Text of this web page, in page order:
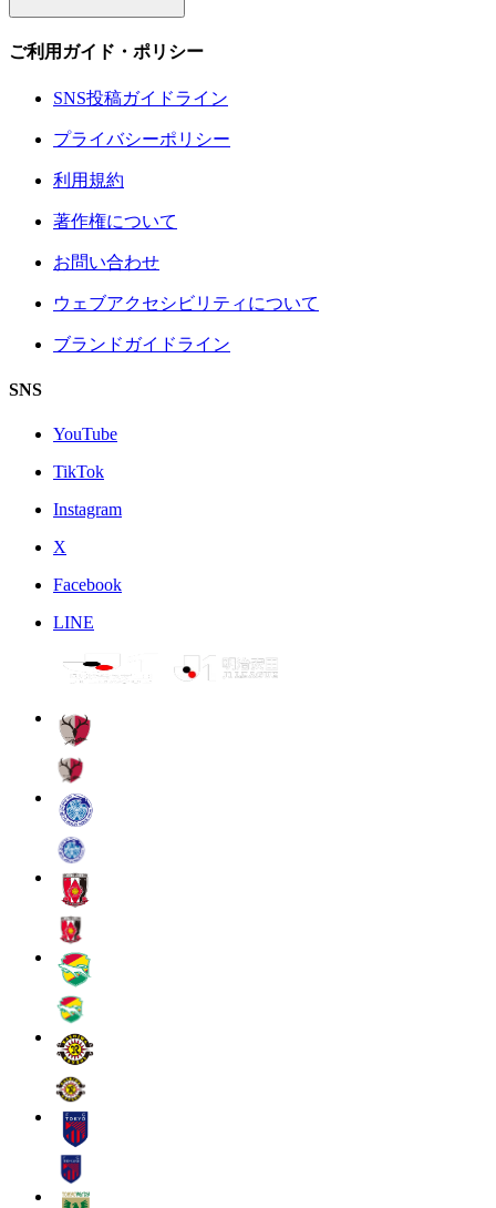
ご利用ガイド・ポリシー
SNS投稿ガイドライン
プライバシーポリシー
利用規約
著作権について
お問い合わせ
ウェブアクセシビリティについて
ブランドガイドライン
SNS
YouTube
TikTok
Instagram
X
Facebook
LINE